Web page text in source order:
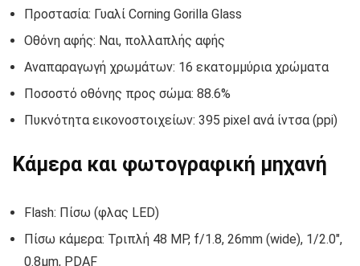
Προστασία: Γυαλί Corning Gorilla Glass
Οθόνη αφής: Ναι, πολλαπλής αφής
Αναπαραγωγή χρωμάτων: 16 εκατομμύρια χρώματα
Ποσοστό οθόνης προς σώμα: 88.6%
Πυκνότητα εικονοστοιχείων: 395 pixel ανά ίντσα (ppi)
Κάμερα και φωτογραφική μηχανή
Flash: Πίσω (φλας LED)
Πίσω κάμερα: Τριπλή 48 MP, f/1.8, 26mm (wide), 1/2.0″,
0.8µm, PDAF